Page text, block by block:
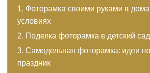
Фоторамка своими руками в
условиях
Поделка фоторамка в детский
Самодельная фоторамка: идеи
праздник